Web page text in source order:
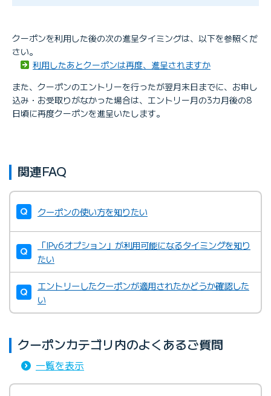
クーポンを利用した後の次の進呈タイミングは、以下を参照くだ
さい。
利用したあとクーポンは再度、進呈されますか
また、クーポンのエントリーを行ったが翌月末日までに、お申し
込み・お受取りがなかった場合は、エントリー月の3カ月後の8
日頃に再度クーポンを進呈いたします。
関連FAQ
クーポンの使い方を知りたい
「IPv6オプション」が利用可能になるタイミングを知り
たい
エントリーしたクーポンが適用されたかどうか確認した
い
クーポンカテゴリ内のよくあるご質問
一覧を表示